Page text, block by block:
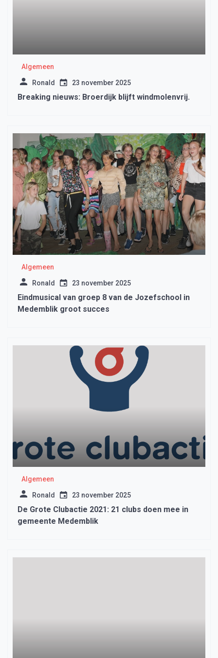
Algemeen
Ronald 23 november 2025
Breaking nieuws: Broerdijk blijft windmolenvrij.
Algemeen
Ronald 23 november 2025
Eindmusical van groep 8 van de Jozefschool in
Medemblik groot succes
Algemeen
Ronald 23 november 2025
De Grote Clubactie 2021: 21 clubs doen mee in
gemeente Medemblik